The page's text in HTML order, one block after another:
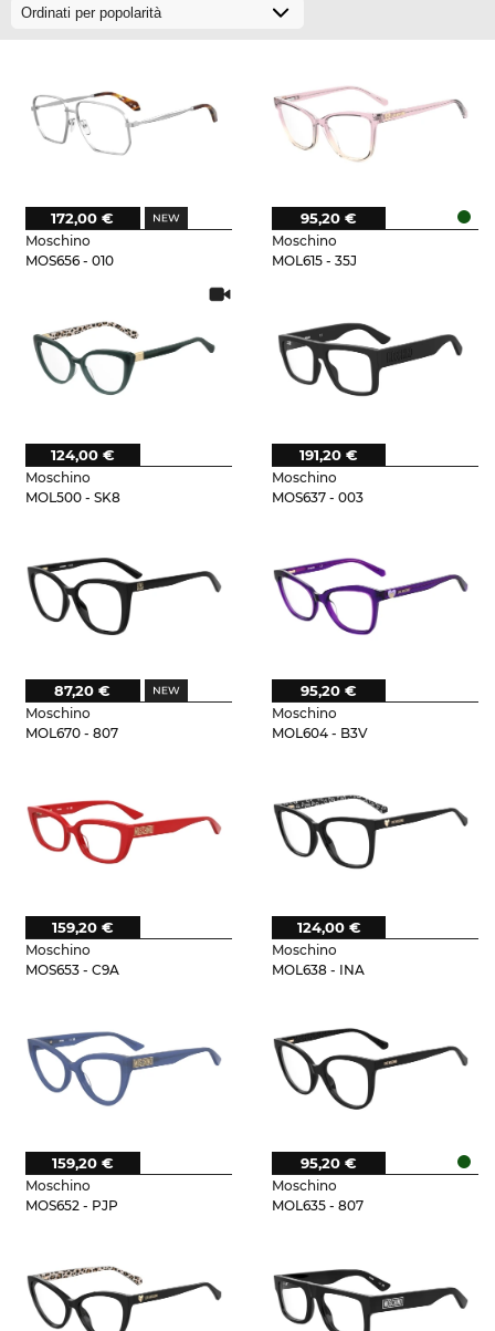
Moschino
MOS656 - 010
172,00 €
Moschino
MOL615 - 35J
95,20 €
Moschino
MOL500 - SK8
124,00 €
Moschino
MOS637 - 003
191,20 €
Moschino
MOL670 - 807
87,20 €
Moschino
MOL604 - B3V
95,20 €
Moschino
MOS653 - C9A
159,20 €
Moschino
MOL638 - INA
124,00 €
Moschino
MOS652 - PJP
159,20 €
Moschino
MOL635 - 807
95,20 €